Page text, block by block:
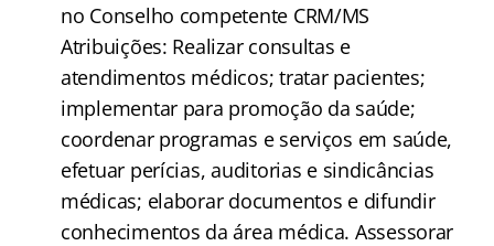
no Conselho competente CRM/MS
Atribuições: Realizar consultas e
atendimentos médicos; tratar pacientes;
implementar para promoção da saúde;
coordenar programas e serviços em saúde,
efetuar perícias, auditorias e sindicâncias
médicas; elaborar documentos e difundir
conhecimentos da área médica. Assessorar